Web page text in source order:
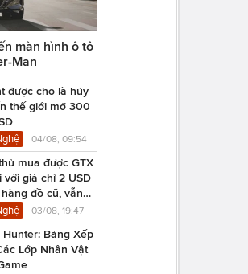
màn hình ô tô
Man
được cho là hủy
thế giới mở 300
04/08, 09:54
mua được GTX
với giá chỉ 2 USD
đồ cũ, vẫn
2077
03/08, 19:47
Hunter: Bảng Xếp
Lớp Nhân Vật